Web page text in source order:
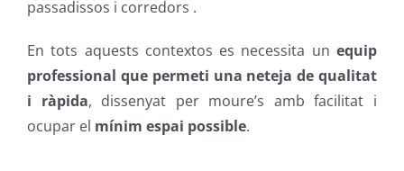
passadissos i corredors .
En tots aquests contextos es necessita unequip
professional que permeti una neteja de qualitat
i ràpida, dissenyat per moure’s amb facilitat i
ocupar el mínim espai possible.